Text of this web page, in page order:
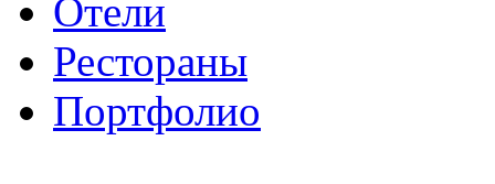
Отели
Рестораны
Портфолио